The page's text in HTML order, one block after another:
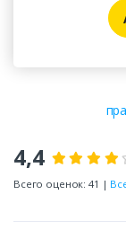
4,4
Всего оценок: 41 |